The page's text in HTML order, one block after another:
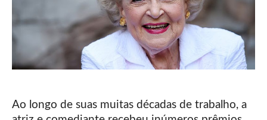
Ao longo de suas muitas décadas de trabalho, a